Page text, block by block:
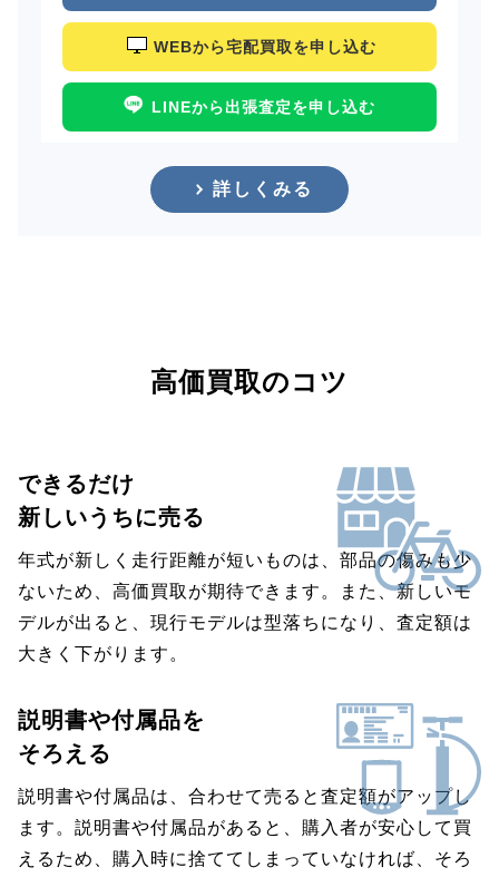
WEBから宅配買取を申し込む
LINEから出張査定を申し込む
詳しくみる
高価買取のコツ
できるだけ
新しいうちに売る
年式が新しく走行距離が短いものは、部品の傷みも少
ないため、高価買取が期待できます。また、新しいモ
デルが出ると、現行モデルは型落ちになり、査定額は
大きく下がります。
説明書や付属品を
そろえる
説明書や付属品は、合わせて売ると査定額がアップし
ます。説明書や付属品があると、購入者が安心して買
えるため、購入時に捨ててしまっていなければ、そろ